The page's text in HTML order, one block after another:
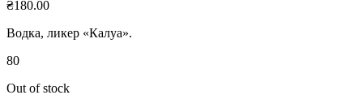
₴180.00
Водка, ликер «Калуа».
80
Out of stock